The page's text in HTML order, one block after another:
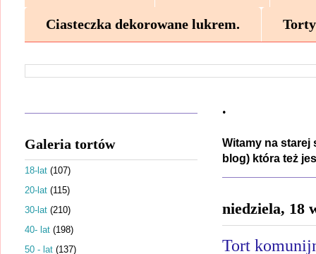
Ciasteczka dekorowane lukrem.
.
Witamy na starej
blog) która też
niedziela, 18
Tort
Galeria tortów
18-lat (107)
20-lat (115)
30-lat (210)
40- lat (198)
50 - lat (137)